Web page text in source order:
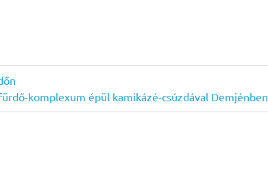
komplexum épül kamikázé-csúzdával Demjénben